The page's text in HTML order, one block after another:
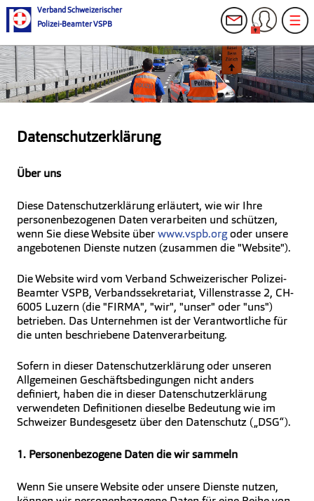
Verband Schweizerischer
Polizei-Beamter VSPB
Datenschutzerklärung
Über uns
Diese Datenschutzerklärung erläutert, wie wir Ihre
personenbezogenen Daten verarbeiten und schützen,
wenn Sie diese Website über www.vspb.orgoder unsere
angebotenen Dienste nutzen (zusammen die "Website").
Die Website wird vom Verband Schweizerischer Polizei-
Beamter VSPB, Verbandssekretariat, Villenstrasse 2, CH-
6005 Luzern (die "FIRMA", "wir", "unser" oder "uns")
betrieben. Das Unternehmen ist der Verantwortliche für
die unten beschriebene Datenverarbeitung.
Sofern in dieser Datenschutzerklärung oder unseren
Allgemeinen Geschäftsbedingungen nicht anders
definiert, haben die in dieser Datenschutzerklärung
verwendeten Definitionen dieselbe Bedeutung wie im
Schweizer Bundesgesetz über den Datenschutz („DSG“).
1. Personenbezogene Daten die wir sammeln
Wenn Sie unsere Website oder unsere Dienste nutzen,